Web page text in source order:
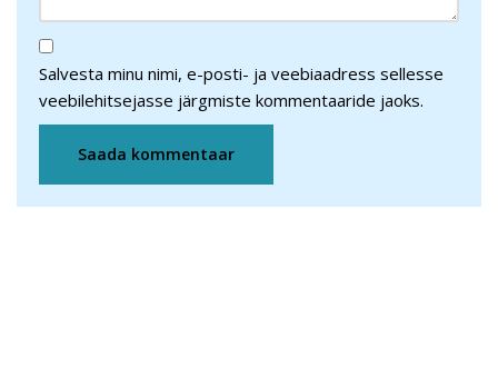
Salvesta minu nimi, e-posti- ja veebiaadress sellesse
veebilehitsejasse järgmiste kommentaaride jaoks.